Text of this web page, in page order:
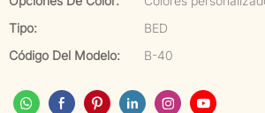
Tipo:
BED
Código Del Modelo:
B-40